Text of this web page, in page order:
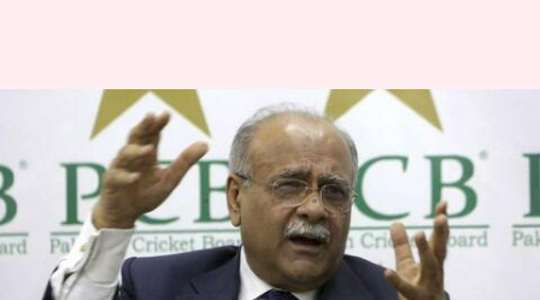
పాక్ జట్టును ఇండియాకు పంపిస్తే
భద్రతా సమస్యలు: పీసీబీ ఛైర్మన్
Jayachandra Akuri Mar 14, 2023 03:01 pm
ఈ వార్తాకథనం ఏంటి